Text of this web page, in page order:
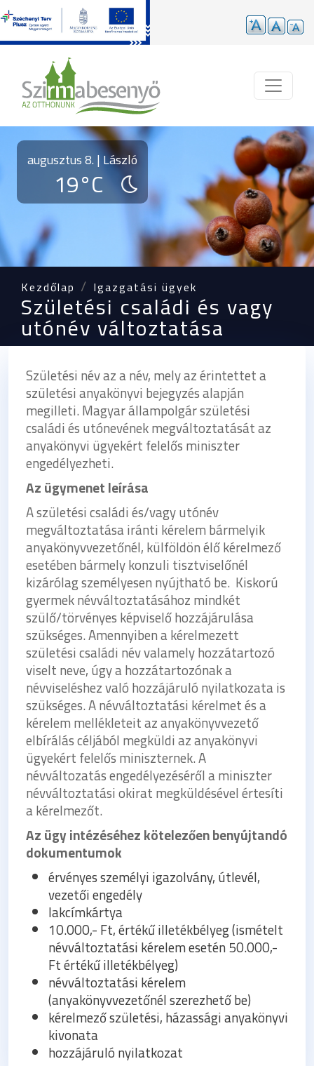
augusztus 8. | László
19°C
Kezdőlap Igazgatási ügyek
Születési családi és vagy
utónév változtatása
Születési név az a név, mely az érintettet a
születési anyakönyvi bejegyzés alapján
megilleti. Magyar állampolgár születési
családi és utónevének megváltoztatását az
anyakönyvi ügyekért felelős miniszter
engedélyezheti.
Az ügymenet leírása
A születési családi és/vagy utónév
megváltoztatása iránti kérelem bármelyik
anyakönyvvezetőnél, külföldön élő kérelmező
esetében bármely konzuli tisztviselőnél
kizárólag személyesen nyújtható be. Kiskorú
gyermek névváltoztatásához mindkét
szülő/törvényes képviselő hozzájárulása
szükséges. Amennyiben a kérelmezett
születési családi név valamely hozzátartozó
viselt neve, úgy a hozzátartozónak a
névviseléshez való hozzájáruló nyilatkozata is
szükséges. A névváltoztatási kérelmet és a
kérelem mellékleteit az anyakönyvvezető
elbírálás céljából megküldi az anyakönyvi
ügyekért felelős miniszternek. A
névváltozatás engedélyezéséről a miniszter
névváltoztatási okirat megküldésével értesíti
a kérelmezőt.
Az ügy intézéséhez kötelezően benyújtandó
dokumentumok
érvényes személyi igazolvány, útlevél,
vezetői engedély
lakcímkártya
10.000,- Ft, értékű illetékbélyeg (ismételt
névváltoztatási kérelem esetén 50.000,-
Ft értékű illetékbélyeg)
névváltoztatási kérelem
(anyakönyvvezetőnél szerezhető be)
kérelmező születési, házassági anyakönyvi
kivonata
hozzájáruló nyilatkozat